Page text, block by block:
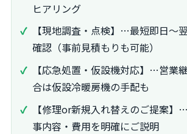
ヒアリング
【現地調査・点検】…最短即日～
確認（事前見積もりも可能）
【応急処置・仮設機対応】…営業
合は仮設冷暖房機の手配も
【修理or新規入れ替えのご提案】
事内容・費用を明確にご説明